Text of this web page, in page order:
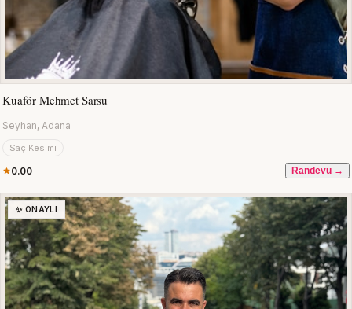
Kuaför Mehmet Sarsu
Seyhan, Adana
Saç Kesimi
0.00 Randevu →
✨ ONAYLI